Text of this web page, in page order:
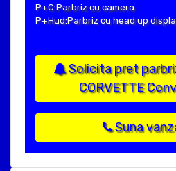
P+C:Parbriz cu camera
P+Hud:Parbriz cu head up
Solicita pret
CORVETTE
Suna